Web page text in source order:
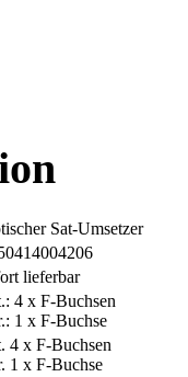
Sat-Umsetzer
lieferbar
4 x F-Buchsen
1 x F-Buchse
4 x F-Buchsen
1 x F-Buchse